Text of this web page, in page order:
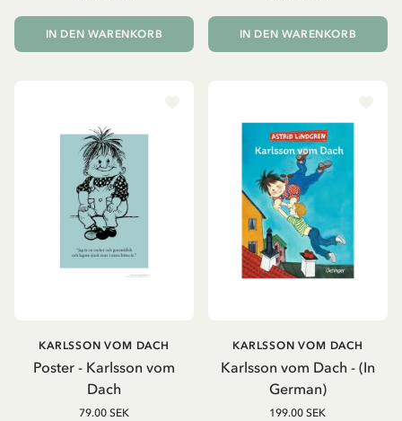
IN DEN WARENKORB IN DEN WARENKORB
Poster - Karlsson vom
Dach
KARLSSON VOM DACH
79.00 SEK
Karlsson vom Dach - (In
German)
KARLSSON VOM DACH
199.00 SEK